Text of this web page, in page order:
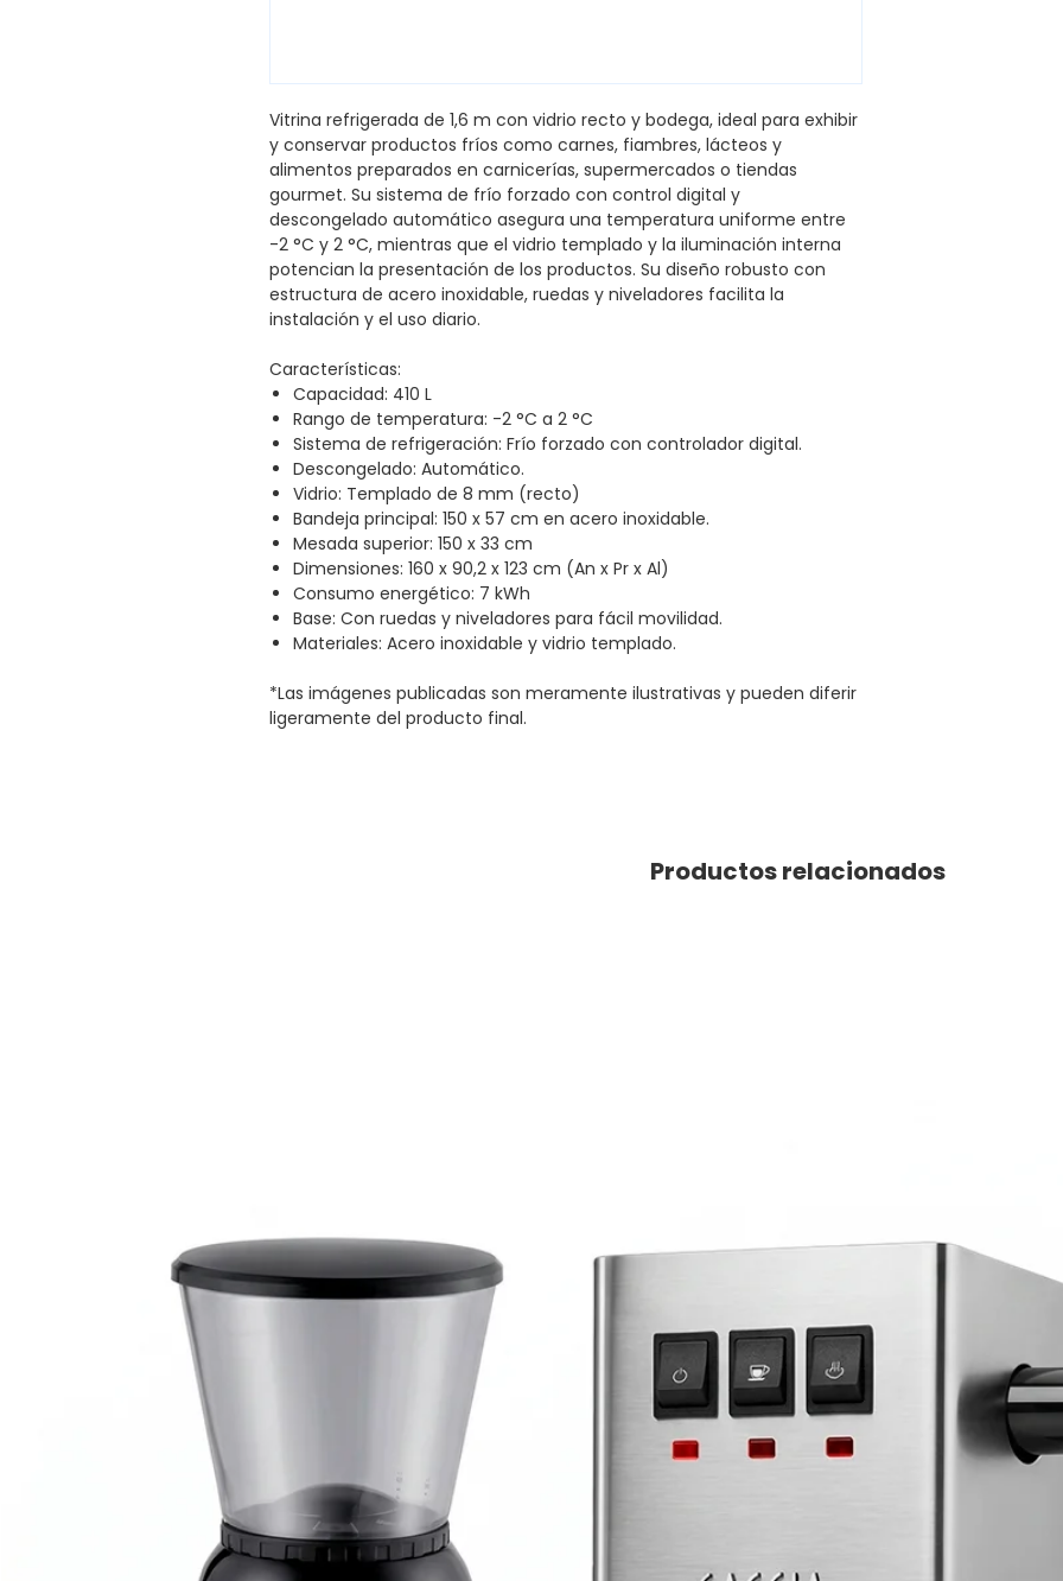
Vitrina refrigerada de 1,6 m con vidrio recto y bodega, ideal para exhibir
y conservar productos fríos como carnes, fiambres, lácteos y
alimentos preparados en carnicerías, supermercados o tiendas
gourmet. Su sistema de frío forzado con control digital y
descongelado automático asegura una temperatura uniforme entre
-2 °C y 2 °C, mientras que el vidrio templado y la iluminación interna
potencian la presentación de los productos. Su diseño robusto con
estructura de acero inoxidable, ruedas y niveladores facilita la
instalación y el uso diario.
Características:
Capacidad: 410 L
Rango de temperatura: -2 °C a 2 °C
Sistema de refrigeración: Frío forzado con controlador digital.
Descongelado: Automático.
Vidrio: Templado de 8 mm (recto)
Bandeja principal: 150 x 57 cm en acero inoxidable.
Mesada superior: 150 x 33 cm
Dimensiones: 160 x 90,2 x 123 cm (An x Pr x Al)
Consumo energético: 7 kWh
Base: Con ruedas y niveladores para fácil movilidad.
Materiales: Acero inoxidable y vidrio templado.
*Las imágenes publicadas son meramente ilustrativas y pueden diferir
ligeramente del producto final.
Productos relacionados